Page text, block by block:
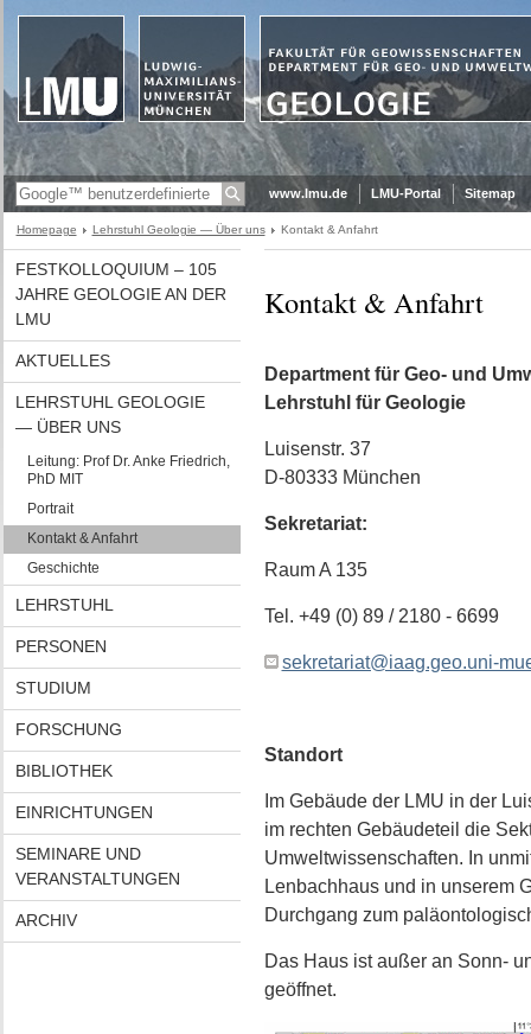
www.lmu.de LMU-Portal Sitemap
Homepage Lehrstuhl Geologie — Über uns Kontakt & Anfahrt
FESTKOLLOQUIUM – 105
JAHRE GEOLOGIE AN DER
LMU
AKTUELLES
LEHRSTUHL GEOLOGIE
— ÜBER UNS
Leitung: Prof Dr. Anke Friedrich,
PhD MIT
Portrait
Kontakt & Anfahrt
Geschichte
LEHRSTUHL
PERSONEN
STUDIUM
FORSCHUNG
BIBLIOTHEK
EINRICHTUNGEN
SEMINARE UND
VERANSTALTUNGEN
ARCHIV
Kontakt & Anfahrt
Department für Geo- und
Lehrstuhl für Geologie
Luisenstr. 37
D-80333 München
Sekretariat:
Raum A 135
Tel. +49 (0) 89 / 2180 - 6699
sekretariat@iaag.geo.uni-
Standort
Im Gebäude der LMU in der
im rechten Gebäudeteil die
Umweltwissenschaften. In
Lenbachhaus und in unserem
Durchgang zum
Das Haus ist außer an Sonn-
geöffnet.